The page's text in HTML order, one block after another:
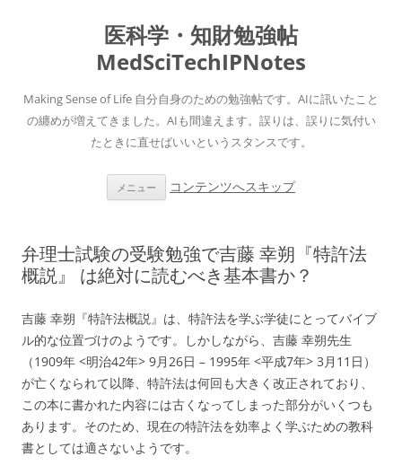
医科学・知財勉強帖
MedSciTechIPNotes
Making Sense of Life 自分自身のための勉強帖です。AIに訊いたこと
の纏めが増えてきました。AIも間違えます。誤りは、誤りに気付い
たときに直せばいいというスタンスです。
メニュー コンテンツへスキップ
弁理士試験の受験勉強で吉藤 幸朔『特許法
概説』 は絶対に読むべき基本書か？
吉藤 幸朔『特許法概説』は、特許法を学ぶ学徒にとってバイブ
ル的な位置づけのようです。しかしながら、吉藤 幸朔先生
（1909年 <明治42年> 9月26日 – 1995年 <平成7年> 3月11日）
が亡くなられて以降、特許法は何回も大きく改正されており、
この本に書かれた内容には古くなってしまった部分がいくつも
あります。そのため、現在の特許法を効率よく学ぶための教科
書としては適さないようです。